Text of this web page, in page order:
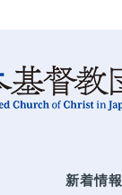
新着情報